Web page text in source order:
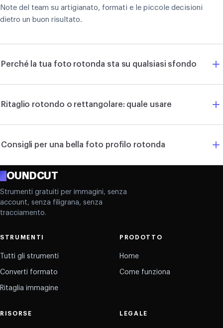
Note del team su artigianato, formati e le piccole decisioni
dietro un buon risultato.
Perché la tua foto rotonda sta su qualsiasi sfondo
Ritaglio rotondo o rettangolare: quale usare
Consigli per una bella foto profilo rotonda
ROUNDCUT
Strumenti gratuiti per immagini, senza
account, senza filigrana, senza
tracciamento.
STRUMENTI
Tutti gli strumenti
Converti formato
Ritaglia immagine
PRODOTTO
Home
Come funziona
RISORSE LEGALE